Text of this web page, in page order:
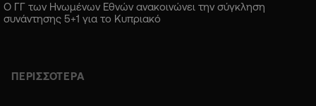
Ο ΓΓ των Ηνωμένων Εθνών ανακοινώνει την σύγκληση
συνάντησης 5+1 για το Κυπριακό
ΠΕΡΙΣΣΟΤΕΡΑ